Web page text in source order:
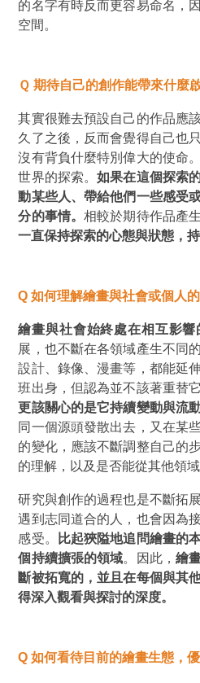
的名字有時反而更容易命名，
空間。
Ｑ 期待自己的創作能帶來什麼
其實很難去預設自己的作品應
久了之後，反而會覺得自己也
沒有背負什麼特別偉大的使命
世界的探索。如果在這個探索
動某些人、帶給他們一些感受
分的事情。相較於期待作品產
一直保持探索的心態與狀態，
Q如何理解繪畫與社會或個人
繪畫與社會始終處在相互影響
展，也不斷在各領域產生不同
設計、錄像、漫畫等，都能延
班出身，但認為並不該著重替
更該關心的是它持續變動與流
同一個源頭發散出去，又在某
的變化，應該不斷調整自己的
的理解，以及是否能從其他領
研究與創作的過程也是不斷拓
遇到志同道合的人，也會因為
感受。
比起狹隘地追問繪畫的
個持續擴張的領域。因此， 繪
斷被拓寬的，並且在每個與其
得深入觀看與探討的深度。
Q如何看待目前的繪畫生態，